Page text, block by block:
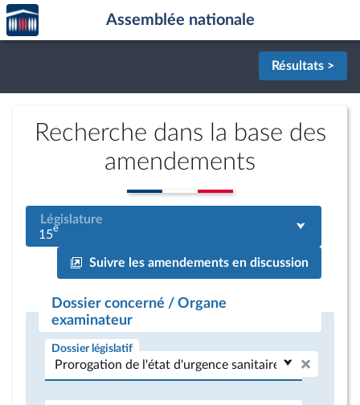
Aller au contenu
Aller en bas de la page
Accèder
à la
page
Assemblée nationale
Résultats >
Recherche dans la base des
amendements
Législature
15e
Suivre les amendements en discussion
Dossier concerné / Organe
examinateur
Dossier législatif